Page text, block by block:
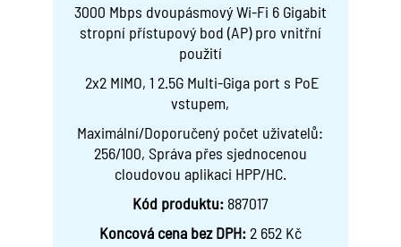
3000 Mbps dvoupásmový Wi-Fi 6 Gigabit
stropní přístupový bod (AP) pro vnitřní
použití
2x2 MIMO, 1 2.5G Multi-Giga port s PoE
vstupem,
Maximální/Doporučený počet uživatelů:
256/100, Správa přes sjednocenou
cloudovou aplikaci HPP/HC.
Kód produktu: 887017
Koncová cena bez DPH:2 652 Kč